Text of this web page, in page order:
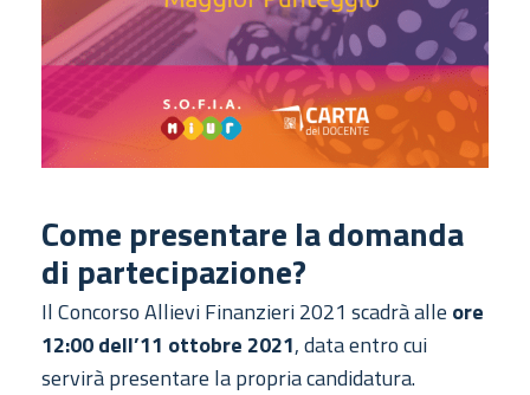
Come presentare la domanda
di partecipazione?
Il Concorso Allievi Finanzieri 2021 scadrà alle ore
12:00 dell’11 ottobre 2021, data entro cui
servirà presentare la propria candidatura.